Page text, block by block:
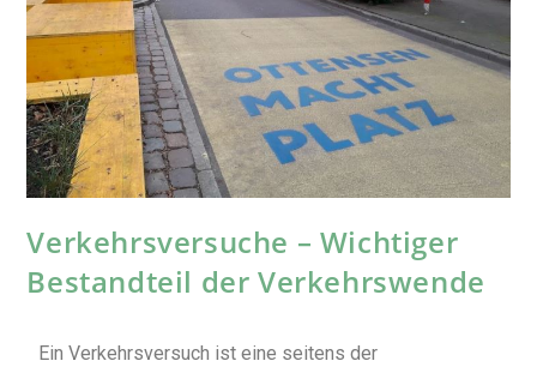
Verkehrsversuche – Wichtiger
Bestandteil der Verkehrswende
Ein Verkehrsversuch ist eine seitens der